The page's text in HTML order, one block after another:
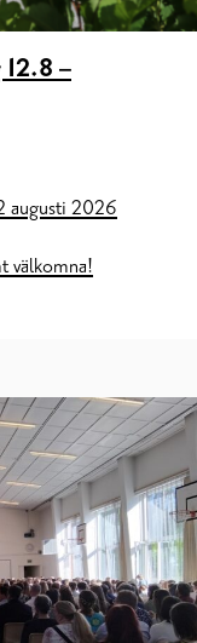
–
augusti 2026
välkomna!